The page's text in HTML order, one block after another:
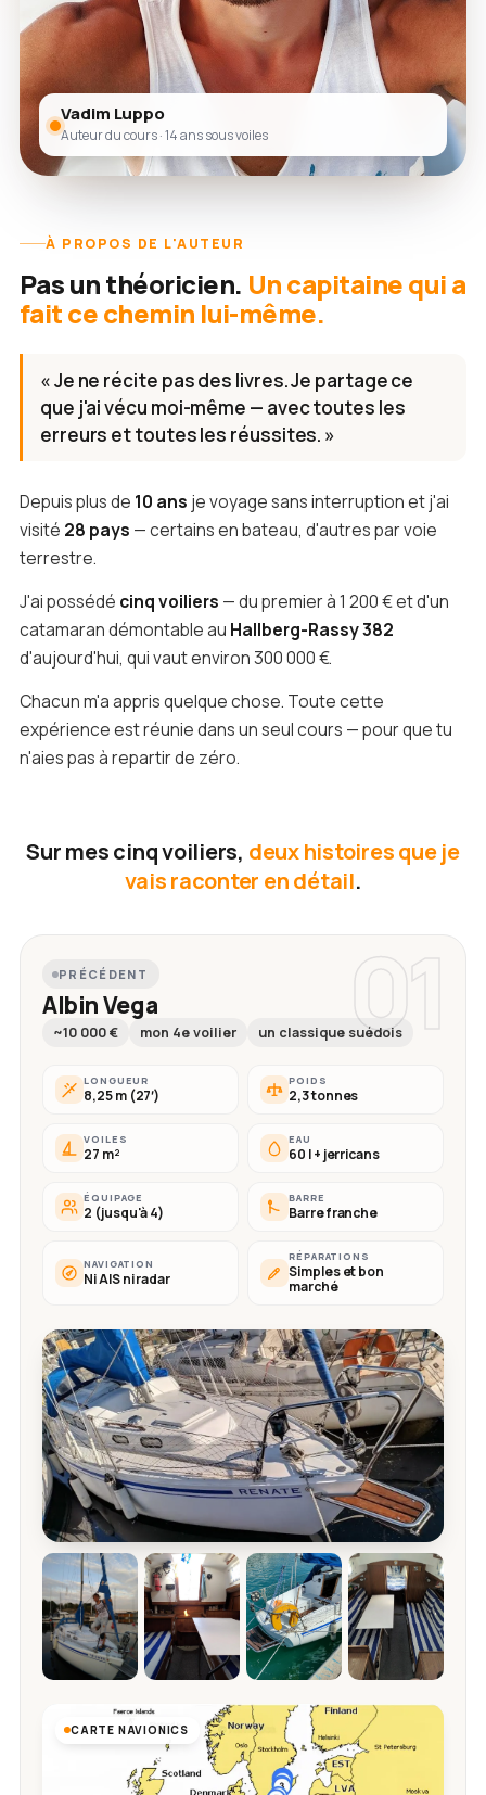
Vadim Luppo
Auteur du cours · 14 ans sous voiles
À PROPOS DE L'AUTEUR
Pas un théoricien. Un capitaine qui a
fait ce chemin lui-même.
« Je ne récite pas des livres. Je partage ce
que j'ai vécu moi-même — avec toutes les
erreurs et toutes les réussites. »
Depuis plus de 10 ans je voyage sans interruption et j'ai
visité 28 pays — certains en bateau, d'autres par voie
terrestre.
J'ai possédé cinq voiliers — du premier à 1 200 € et d'un
catamaran démontable au Hallberg-Rassy 382
d'aujourd'hui, qui vaut environ 300 000 €.
Chacun m'a appris quelque chose. Toute cette
expérience est réunie dans un seul cours — pour que tu
n'aies pas à repartir de zéro.
Sur mes cinq voiliers, deux histoires que je
vais raconter en détail.
01
PRÉCÉDENT
Albin Vega
~10 000 € mon 4e voilier un classique suédois
LONGUEUR
8,25 m (27′)
POIDS
2,3 tonnes
VOILES
27 m²
EAU
60 l + jerricans
ÉQUIPAGE
2 (jusqu'à 4)
BARRE
Barre franche
NAVIGATION
Ni AIS ni radar
RÉPARATIONS
Simples et bon
marché
CARTE NAVIONICS